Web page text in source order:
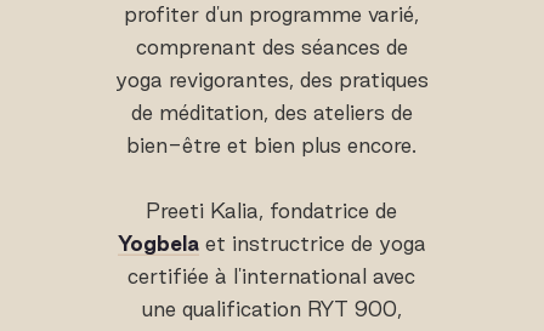
profiter d'un programme varié,
comprenant des séances de
yoga revigorantes, des pratiques
de méditation, des ateliers de
bien-être et bien plus encore.
Preeti Kalia, fondatrice de
Yogbelaet instructrice de yoga
certifiée à l'international avec
une qualification RYT 900,